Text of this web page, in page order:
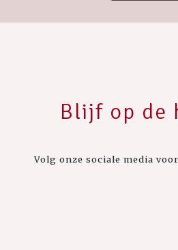
Blijf op de
Volg onze sociale media